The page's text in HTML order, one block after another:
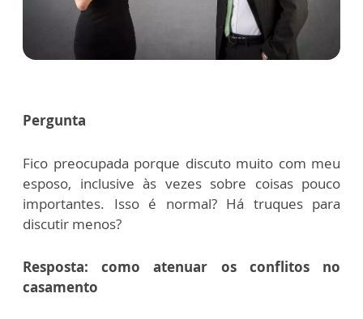
Pergunta
Fico preocupada porque discuto muito com meu
esposo, inclusive às vezes sobre coisas pouco
importantes. Isso é normal? Há truques para
discutir menos?
Resposta: como atenuar os conflitos no
casamento